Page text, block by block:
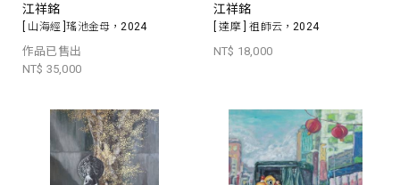
江祥銘
[ 山海經 ]瑤池金母，2024
作品已售出
NT$ 35,000
江祥銘
[ 達摩 ] 祖師云，2024
NT$ 18,000